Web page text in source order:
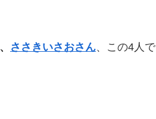
、 ささきいさおさん、この4人で